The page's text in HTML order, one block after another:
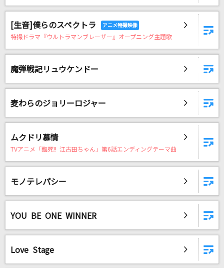
[生音]僕らのスペクトラ
特撮ドラマ『ウルトラマンブレーザー』オープニング主題歌
魔弾戦記リュウケンドー
麦わらのジョリーロジャー
ムクドリ慕情
TVアニメ「臨死!! 江古田ちゃん」第6話エンディングテーマ曲
モノテレパシー
YOU BE ONE WINNER
Love Stage